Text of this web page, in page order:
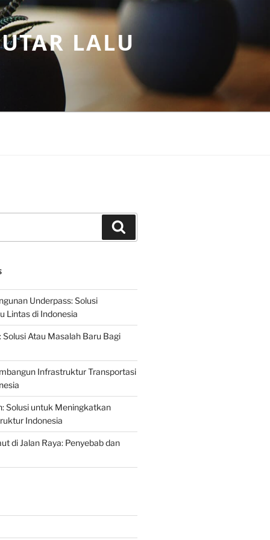
LALU
Underpass: Solusi
Lintas di Indonesia
Solusi Atau Masalah Baru Bagi
Infrastruktur Transportasi
Solusi untuk Meningkatkan
Indonesia
di Jalan Raya: Penyebab dan